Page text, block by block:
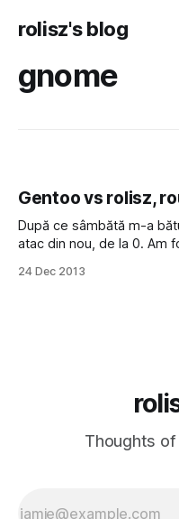
rolisz's blog
gnome
Gentoo vs rolisz,
După ce sâmbătă m-a
atac din nou, de la 0. Am
desktopul de acasă) și
24 Dec 2013
Thoughts